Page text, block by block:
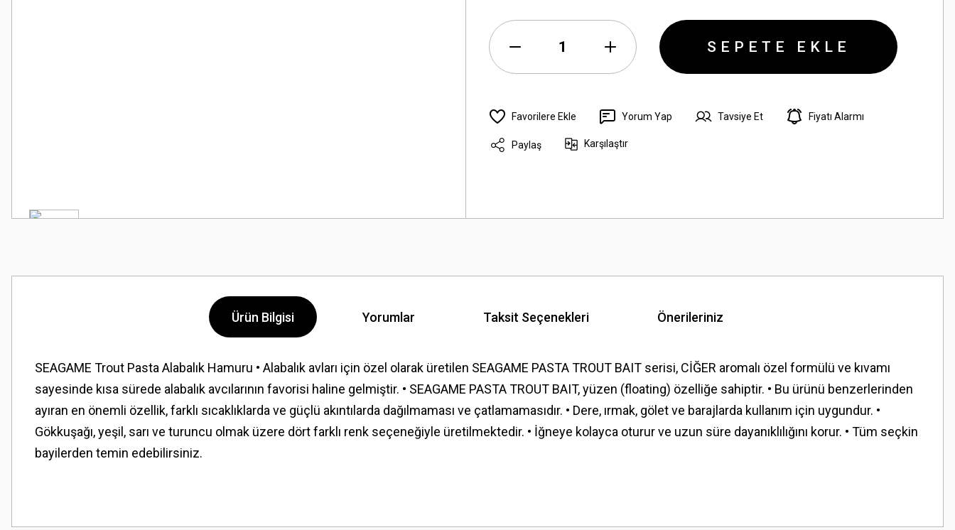
SEPETE EKLE
Yorum Yap Tavsiye Et Fiyatı Alarmı
Paylaş Karşılaştır
Ürün Bilgisi Yorumlar Taksit Seçenekleri Önerileriniz
SEAGAME Trout Pasta Alabalık Hamuru • Alabalık avları için özel olarak üretilen SEAGAME PASTA TROUT BAIT serisi, CİĞER aromalı özel formülü ve kıvamı
sayesinde kısa sürede alabalık avcılarının favorisi haline gelmiştir. • SEAGAME PASTA TROUT BAIT, yüzen (floating) özelliğe sahiptir. • Bu ürünü benzerlerinden
ayıran en önemli özellik, farklı sıcaklıklarda ve güçlü akıntılarda dağılmaması ve çatlamamasıdır. • Dere, ırmak, gölet ve barajlarda kullanım için uygundur. •
Gökkuşağı, yeşil, sarı ve turuncu olmak üzere dört farklı renk seçeneğiyle üretilmektedir. • İğneye kolayca oturur ve uzun süre dayanıklılığını korur. • Tüm seçkin
bayilerden temin edebilirsiniz.
Görüş ve önerileriniz için teşekkür ederiz.